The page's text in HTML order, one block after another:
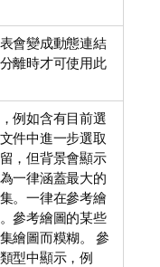
會變成動態連結
離時才可使用此
例如含有目前選
件中進一步選取
，但背景會顯示
一律涵蓋最大的
。一律在參考繪
參考繪圖的某些
繪圖而糢糊。 參
型中顯示，例